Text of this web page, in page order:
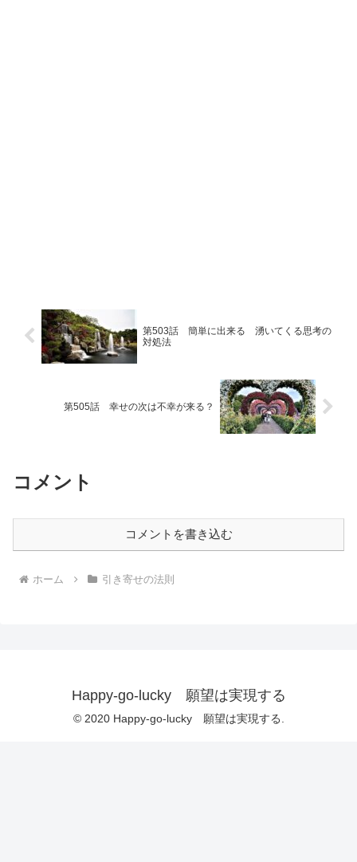
第503話 簡単に出来る 湧いてくる思考の
対処法
第505話 幸せの次は不幸が来る？
コメント
コメントを書き込む
ホーム 引き寄せの法則
Happy-go-lucky 願望は実現する
© 2020 Happy-go-lucky 願望は実現する.